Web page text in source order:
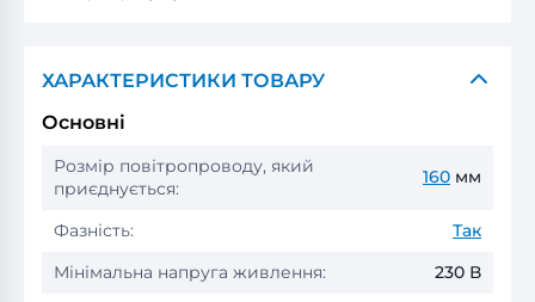
ХАРАКТЕРИСТИКИ ТОВАРУ
Основні
Розмір повітропроводу, який
приєднується:
160 мм
Фазність:
Так
Мінімальна напруга живлення:
230 В